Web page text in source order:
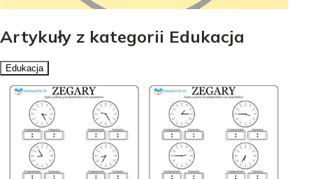
Artykuły z kategorii Edukacja
Edukacja